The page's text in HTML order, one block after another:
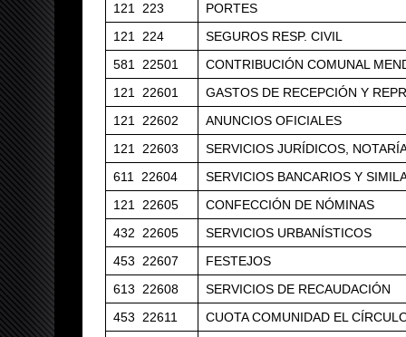
121 223
PORTES
121 224
SEGUROS RESP. CIVIL
581 22501
CONTRIBUCIÓN COMUNAL
121 22601
GASTOS DE RECEPCIÓN Y
121 22602
ANUNCIOS OFICIALES
121 22603
SERVICIOS JURÍDICOS,
611 22604
SERVICIOS BANCARIOS Y
121 22605
CONFECCIÓN DE NÓMINAS
432 22605
SERVICIOS URBANÍSTICOS
453 22607
FESTEJOS
613 22608
SERVICIOS DE RECAUDACIÓN
453 22611
CUOTA COMUNIDAD EL